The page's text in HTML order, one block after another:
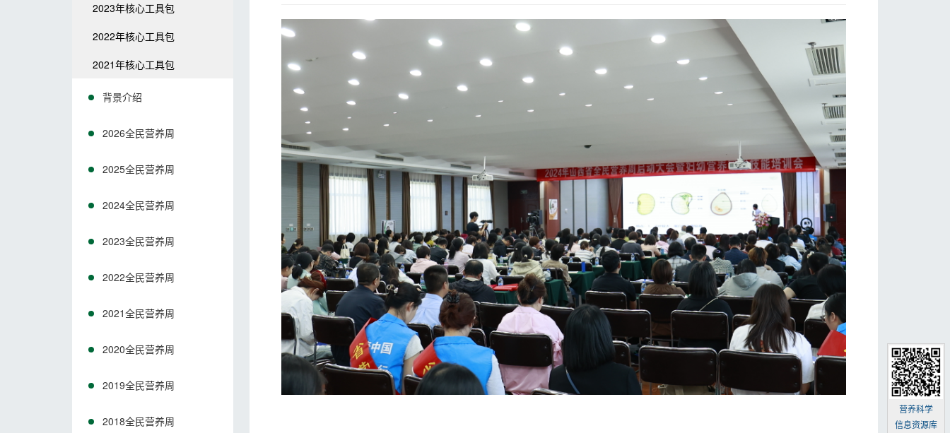
2023年核心工具包
2022年核心工具包
2021年核心工具包
背景介绍
2026全民营养周
2025全民营养周
2024全民营养周
2023全民营养周
2022全民营养周
2021全民营养周
2020全民营养周
2019全民营养周
2018全民营养周
营养科学
信息资源库